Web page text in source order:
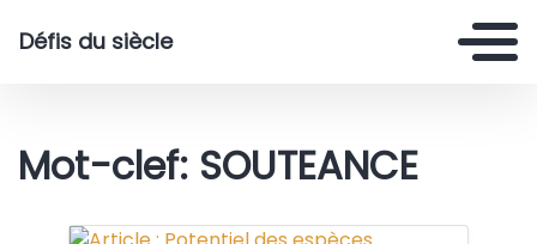
Défis du siècle
Mot-clef: SOUTEANCE